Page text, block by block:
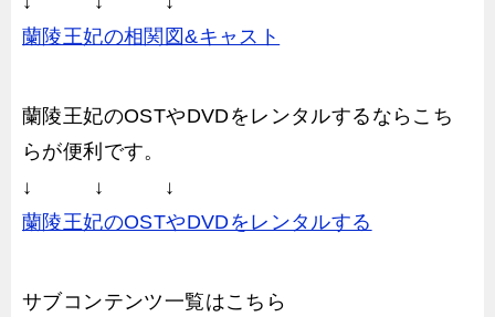
蘭陵王妃の相関図&キャスト
蘭陵王妃のOSTやDVDをレンタルするならこち
らが便利です。
↓ ↓ ↓
蘭陵王妃のOSTやDVDをレンタルする
サブコンテンツ一覧はこちら